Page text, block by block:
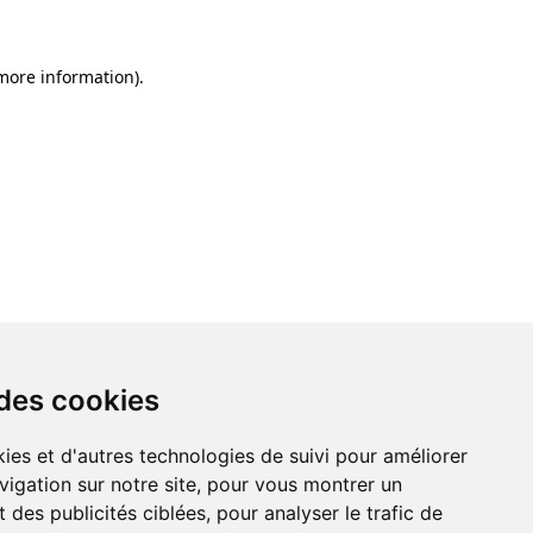
cookies
et d'autres technologies de suivi pour améliorer
sur notre site, pour vous montrer un
des publicités ciblées, pour analyser le trafic de
information).